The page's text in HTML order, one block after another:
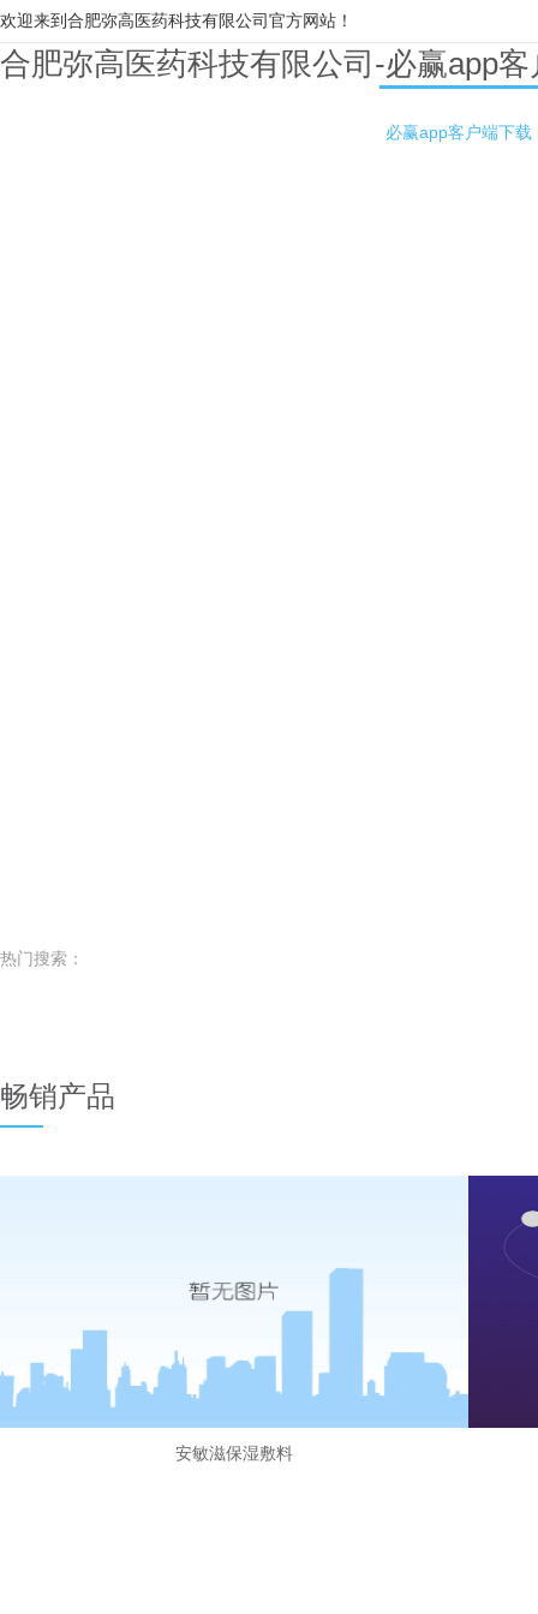
欢迎来到合肥弥高医药科技有限公司官方网站！
合肥弥高医药科技有限公司-必赢app
必赢app客户端下载
热门搜索：
畅销产品
安敏滋保湿敷料